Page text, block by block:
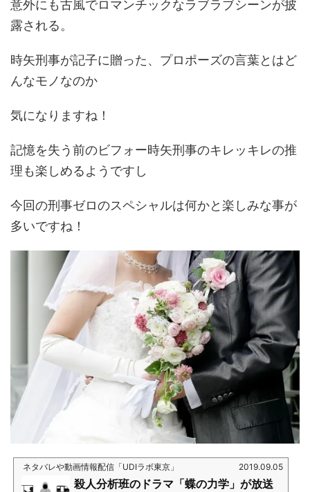
意外にも古風でロマンチックなラブラブシーンが披
露される。
時矢刑事が記子に贈った、プロポーズの言葉とはど
んなモノなのか
気になりますね！
記憶を失う前のビフォー時矢刑事のキレッキレの推
理も楽しめるようですし
今回の刑事ゼロのスペシャルは何かと楽しみな事が
多いですね！
ネタバレや動画情報配信「UDIラボ東京」 2019.09.05
殺人分析班のドラマ「蝶の力学」が放送